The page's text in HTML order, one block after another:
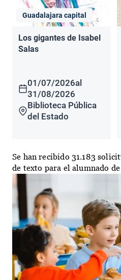
Guadalajara capital
Los gigantes de Isabel
Salas
01/07/2026al
31/08/2026
Biblioteca Pública
del Estado
Se han recibido 31.183
de texto para el alumnado